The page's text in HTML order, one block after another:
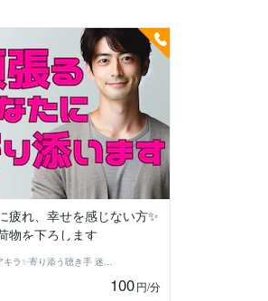
疲れ、幸せを感じない方✨
物を下ろします
アキラ✨寄り添う聴き手 迷い不安の相談室
100円/分